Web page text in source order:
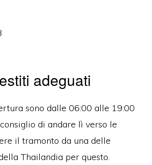
adeguati
sono dalle 06:00 alle 19:00
di andare lì verso le
il tramonto da una delle
Thailandia per questo.